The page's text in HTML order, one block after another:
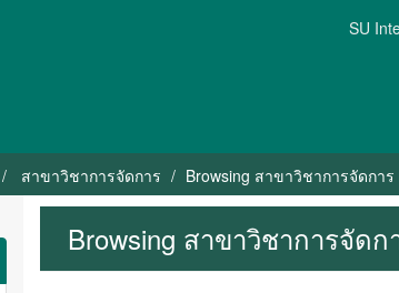
SU
สาขาวิชาการจัดการ Browsing สาขาวิชาการจัดการ
Browsing สาขาวิชาการจัดก